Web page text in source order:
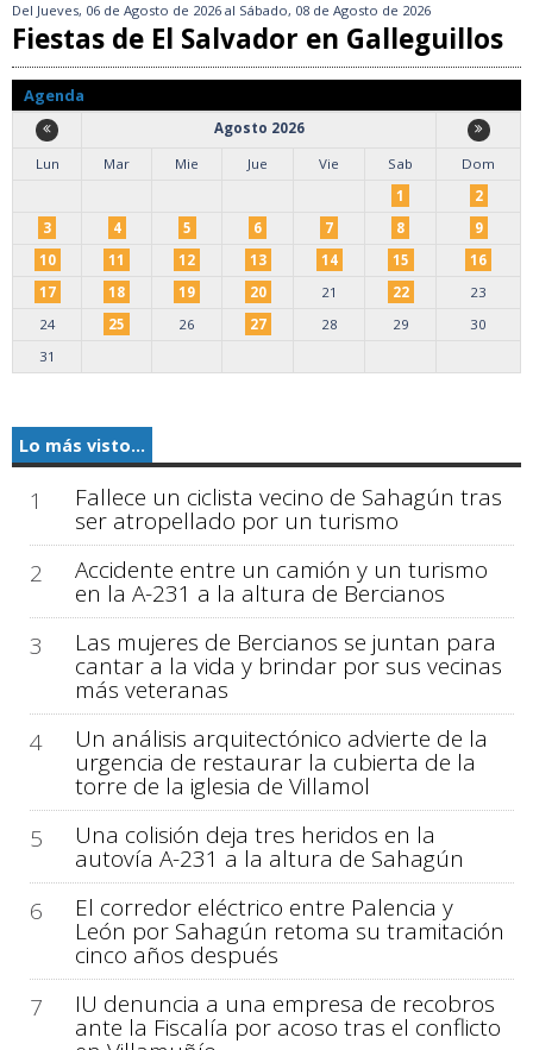
Del Jueves, 06 de Agosto de 2026 al Sábado, 08 de Agosto de 2026
Fiestas de El Salvador en Galleguillos
Agenda
Agosto 2026
Lun
Mar Mie Jue Vie Sab
Dom
1
2
3
4 5 6 7 8
9
10
11 12 13 14 15
16
17
18 19 20 21 22
23
24
25 26 27 28 29
30
31
Lo más visto...
1 Fallece un ciclista vecino de Sahagún tras
ser atropellado por un turismo
2
Accidente entre un camión y un turismo
en la A-231 a la altura de Bercianos
3
Las mujeres de Bercianos se juntan para
cantar a la vida y brindar por sus vecinas
más veteranas
4
Un análisis arquitectónico advierte de la
urgencia de restaurar la cubierta de la
torre de la iglesia de Villamol
5
Una colisión deja tres heridos en la
autovía A-231 a la altura de Sahagún
6
El corredor eléctrico entre Palencia y
León por Sahagún retoma su tramitación
cinco años después
7
IU denuncia a una empresa de recobros
ante la Fiscalía por acoso tras el conflicto